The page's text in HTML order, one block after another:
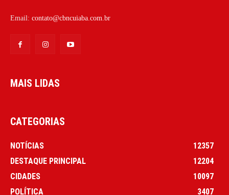
Email: contato@cbncuiaba.com.br
MAIS LIDAS
CATEGORIAS
NOTÍCIAS
12357
DESTAQUE PRINCIPAL
12204
CIDADES
10097
POLÍTICA
3407